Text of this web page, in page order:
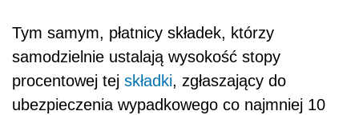
Tym samym, płatnicy składek, którzy
samodzielnie ustalają wysokość stopy
procentowej tej składki, zgłaszający do
ubezpieczenia wypadkowego co najmniej 10